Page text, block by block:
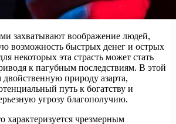
захватывают воображение людей,
возможность быстрых денег и острых
некоторых эта страсть может стать
к пагубным последствиям. В этой
двойственную природу азарта,
путь к богатству и
угрозу благополучию.
характеризуется чрезмерным